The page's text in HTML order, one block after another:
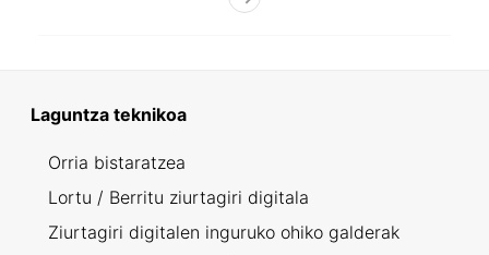
Laguntza teknikoa
Orria bistaratzea
Lortu / Berritu ziurtagiri digitala
Ziurtagiri digitalen inguruko ohiko galderak